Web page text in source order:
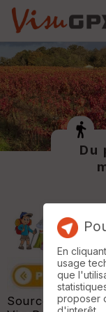
Du
Source & Trace
En
usage
que
proposer